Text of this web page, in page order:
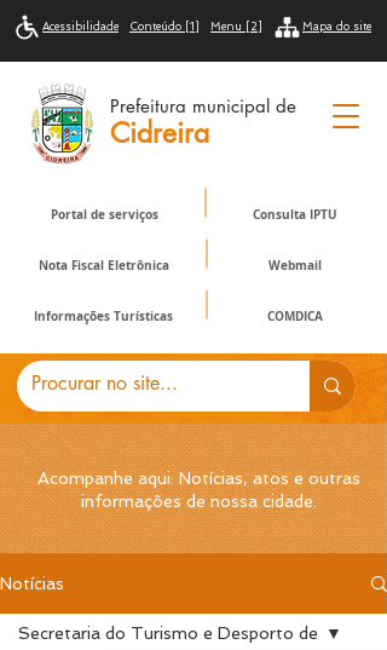
Portal de serviços Consulta IPTU
Nota Fiscal Eletrônica
Informações Turísticas COMDICA
Webmail
Acessibilidade Conteúdo [1] Menu [2] Mapa do site
Prefeitura municipal de
Cidreira
Acompanhe aqui: Notícias, atos e outras
informações de nossa cidade.
Notícias
Secretaria do Turismo e Desporto de